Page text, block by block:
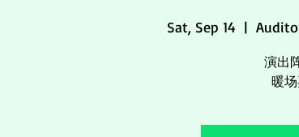
Sat, Sep 14
  |
演出
暖